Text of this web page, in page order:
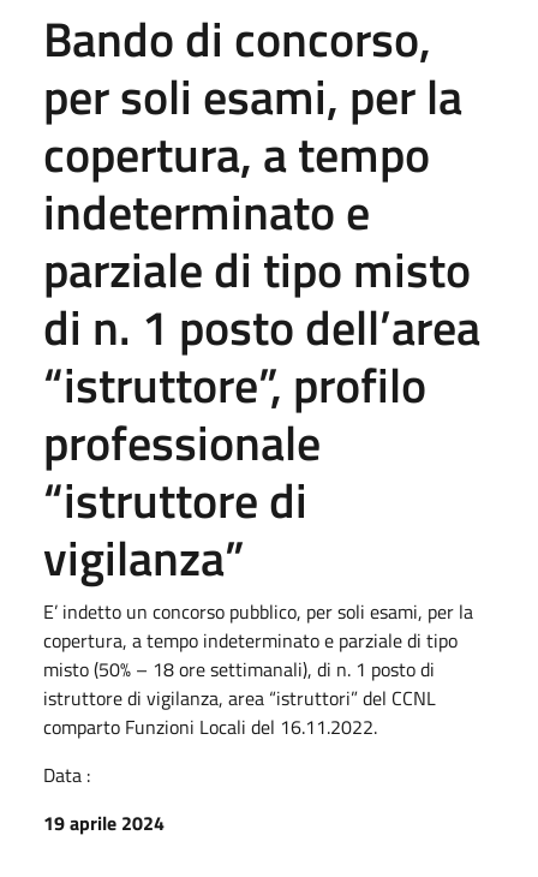
Bando di concorso,
per soli esami, per la
copertura, a tempo
indeterminato e
parziale di tipo misto
di n. 1 posto dell’area
“istruttore”, profilo
professionale
“istruttore di
vigilanza”
E’ indetto un concorso pubblico, per soli esami, per la
copertura, a tempo indeterminato e parziale di tipo
misto (50% – 18 ore settimanali), di n. 1 posto di
istruttore di vigilanza, area “istruttori” del CCNL
comparto Funzioni Locali del 16.11.2022.
Data :
19 aprile 2024